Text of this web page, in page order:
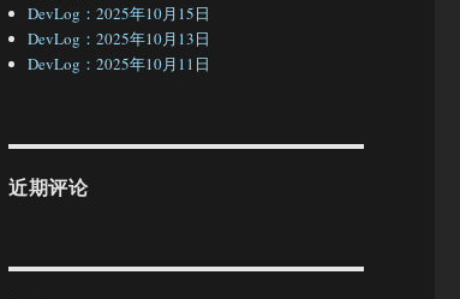
DevLog：2025年10月15日
DevLog：2025年10月13日
DevLog：2025年10月11日
近期评论